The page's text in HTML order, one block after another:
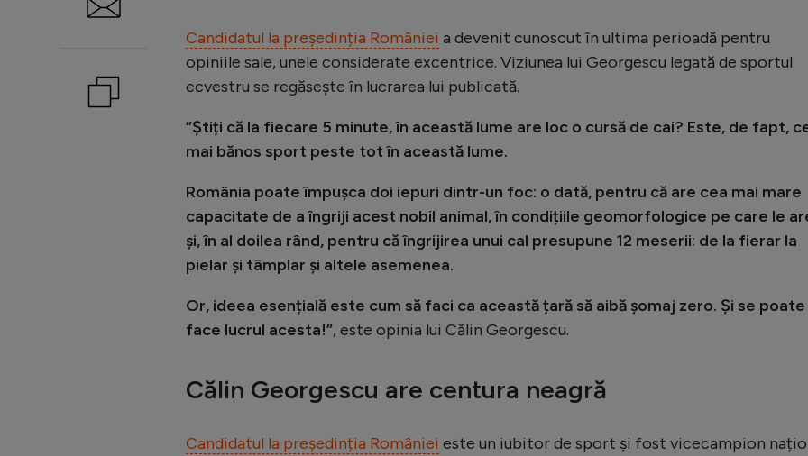
Candidatul la președinția României a devenit cunoscut în ultima perioadă pentru
opiniile sale, unele considerate excentrice. Viziunea lui Georgescu legată de sportul
ecvestru se regăsește în lucrarea lui publicată.
”Știți că la fiecare 5 minute, în această lume are loc o cursă de cai? Este, de fapt,
mai bănos sport peste tot în această lume.
România poate împușca doi iepuri dintr-un foc: o dată, pentru că are cea mai mare
capacitate de a îngriji acest nobil animal, în condițiile geomorfologice pe care le
şi, în al doilea rând, pentru că îngrijirea unui cal presupune 12 meserii: de la fierar la
pielar şi tâmplar şi altele asemenea.
Or, ideea esențială este cum să faci ca această țară să aibă șomaj zero. Şi se poate
face lucrul acesta!”, este opinia lui Călin Georgescu.
Călin Georgescu are centura neagră
Candidatul la președinția României este un iubitor de sport și fost vicecampion